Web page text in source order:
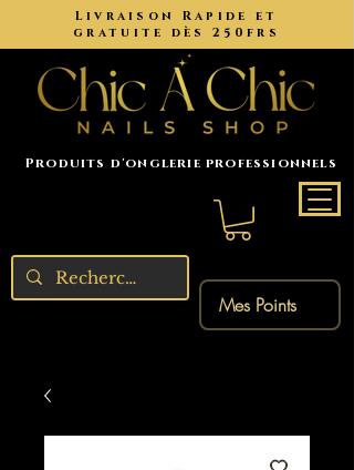
Livraison Rapide et
gratuite dès 250frs
Produits d'onglerie professionnels
Mes Points